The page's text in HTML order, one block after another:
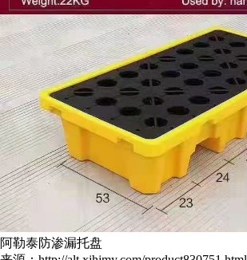
阿勒泰防渗漏托盘